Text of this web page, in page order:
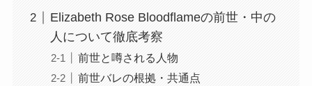
Elizabeth Rose Bloodflameの前世・中の
人について徹底考察
前世と噂される人物
前世バレの根拠・共通点